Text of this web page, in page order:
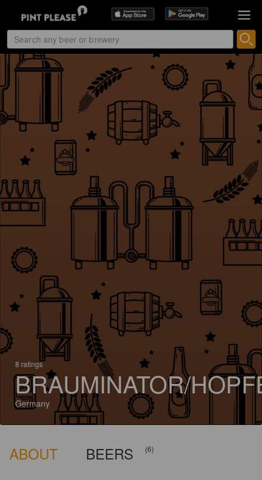
8 ratings
BRAUMINATOR/
Germany
ABOUT BEERS (6)